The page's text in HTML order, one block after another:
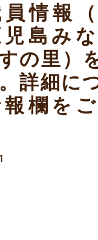
情報
児島み
の里）
詳細に
欄を